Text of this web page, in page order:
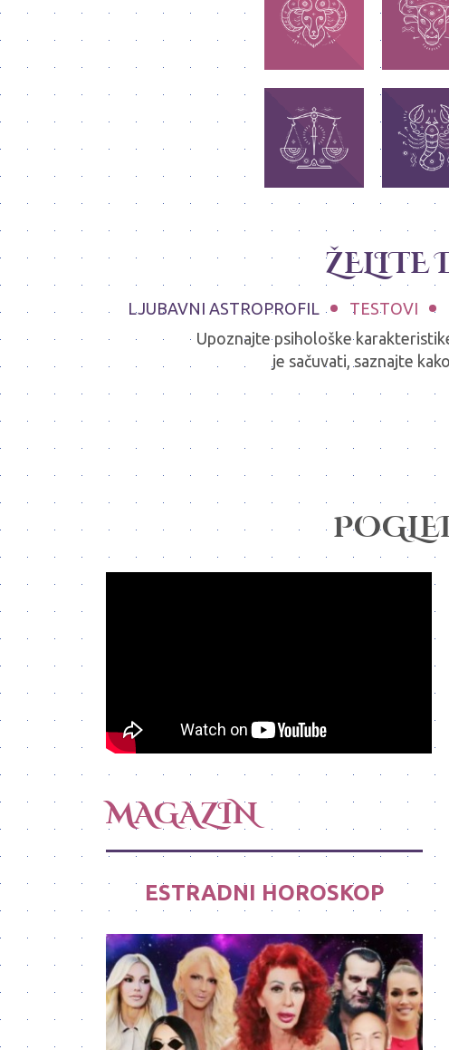
Njihov moto je: Ja
sam! Najvažnije im
je da svako može da
bude ono što jeste,
bez pretvaranja.
Njihov moto
imam -
Najvažnije im
zadrže ono
pripada.
Njihov moto je: Ja
postižem
ravnotežu!
Najvažnije im je da
ugode drugima i
Njihov moto
Najvažnije im
dobiju šta i
žele.
ŽELITE
LJUBAVNI ASTROPROFIL TESTOVI
Upoznajte psihološke
je sačuvati, saznajte
MAGAZIN
ESTRADNI HOROSKOP